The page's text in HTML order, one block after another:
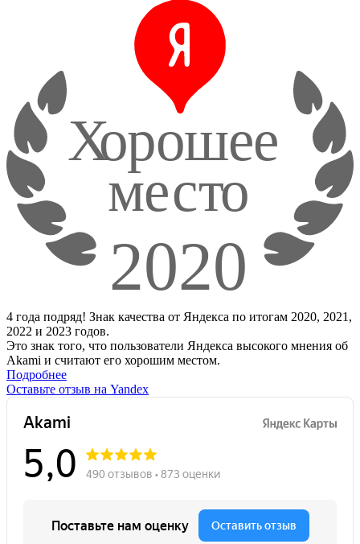
4 года подряд! Знак качества от Яндекса по итогам 2020, 2021,
2022 и 2023 годов.
Это знак того, что пользователи Яндекса высокого мнения об
Akami и считают его хорошим местом.
Подробнее
Оставьте отзыв на Yandex